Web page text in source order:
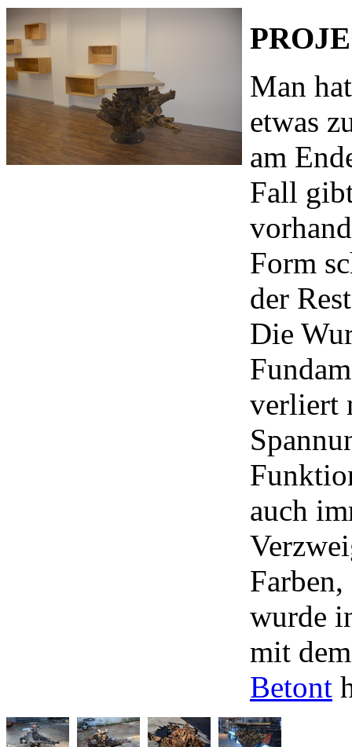
Man
etwas
am
Fall
Form
der
Die
verliert
auch
wurde
mit
Betont